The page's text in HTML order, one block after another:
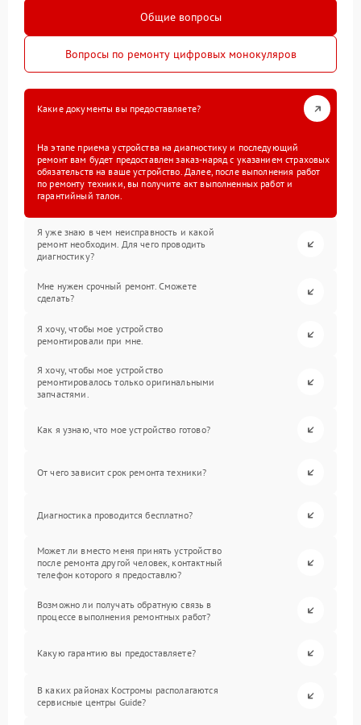
Общие вопросы
Вопросы по ремонту цифровых монокуляров
Какие документы вы предоставляете?
На этапе приема устройства на диагностику и последующий
ремонт вам будет предоставлен заказ-наряд с указанием страховых
обязательств на ваше устройство. Далее, после выполнения работ
по ремонту техники, вы получите акт выполненных работ и
гарантийный талон.
Я уже знаю в чем неисправность и какой
ремонт необходим. Для чего проводить
диагностику?
Мне нужен срочный ремонт. Сможете
сделать?
Я хочу, чтобы мое устройство
ремонтировали при мне.
Я хочу, чтобы мое устройство
ремонтировалось только оригинальными
запчастями.
Как я узнаю, что мое устройство готово?
От чего зависит срок ремонта техники?
Диагностика проводится бесплатно?
Может ли вместо меня принять устройство
после ремонта другой человек, контактный
телефон которого я предоставлю?
Возможно ли получать обратную связь в
процессе выполнения ремонтных работ?
Какую гарантию вы предоставляете?
В каких районах Костромы располагаются
сервисные центры Guide?